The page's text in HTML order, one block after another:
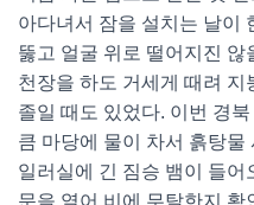
아다녀서 잠을 설치는 날이
뚫고 얼굴 위로 떨어지진 않
천장을 하도 거세게 때려
졸일 때도 있었다. 이번 경
큼 마당에 물이 차서 흙탕물
일러실에 긴 짐승 뱀이 들